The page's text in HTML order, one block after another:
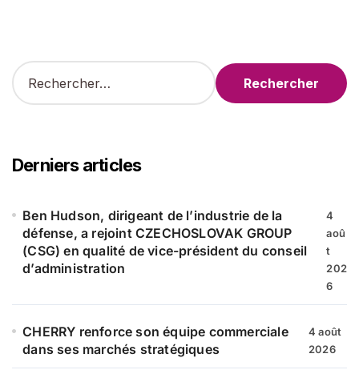
R
e
r
c
e
Derniers articles
Ben Hudson, dirigeant de l’industrie de la
défense, a rejoint CZECHOSLOVAK GROUP
(CSG) en qualité de vice-président du conseil
d’administration
4
aoû
t
202
6
CHERRY renforce son équipe commerciale
dans ses marchés stratégiques
4 août
2026